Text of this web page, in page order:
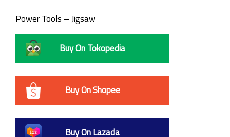
Power Tools – Jigsaw
Buy On Tokopedia
Buy On Shopee
Buy On Lazada